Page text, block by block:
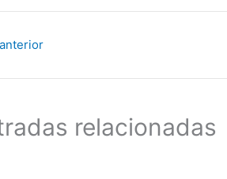
relacionadas